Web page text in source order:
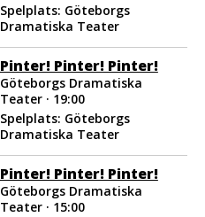
Spelplats: Göteborgs
Dramatiska Teater
Pinter! Pinter! Pinter!
Göteborgs Dramatiska
Teater · 19:00
Spelplats: Göteborgs
Dramatiska Teater
Pinter! Pinter! Pinter!
Göteborgs Dramatiska
Teater · 15:00